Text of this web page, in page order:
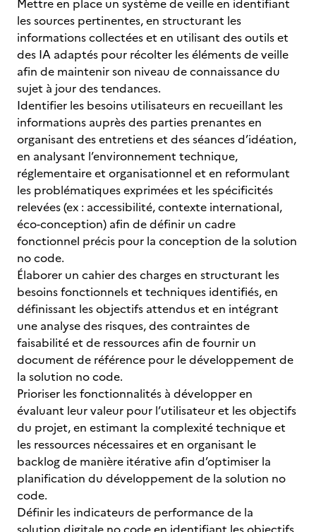
Mettre en place un système de veille en identifiant
les sources pertinentes, en structurant les
informations collectées et en utilisant des outils et
des IA adaptés pour récolter les éléments de veille
afin de maintenir son niveau de connaissance du
sujet à jour des tendances.
Identifier les besoins utilisateurs en recueillant les
informations auprès des parties prenantes en
organisant des entretiens et des séances d’idéation,
en analysant l’environnement technique,
réglementaire et organisationnel et en reformulant
les problématiques exprimées et les spécificités
relevées (ex : accessibilité, contexte international,
éco-conception) afin de définir un cadre
fonctionnel précis pour la conception de la solution
no code.
Élaborer un cahier des charges en structurant les
besoins fonctionnels et techniques identifiés, en
définissant les objectifs attendus et en intégrant
une analyse des risques, des contraintes de
faisabilité et de ressources afin de fournir un
document de référence pour le développement de
la solution no code.
Prioriser les fonctionnalités à développer en
évaluant leur valeur pour l’utilisateur et les objectifs
du projet, en estimant la complexité technique et
les ressources nécessaires et en organisant le
backlog de manière itérative afin d’optimiser la
planification du développement de la solution no
code.
Définir les indicateurs de performance de la